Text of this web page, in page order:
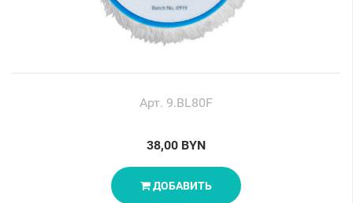
Арт. 9.BL80F
38,00 BYN
ДОБАВИТЬ